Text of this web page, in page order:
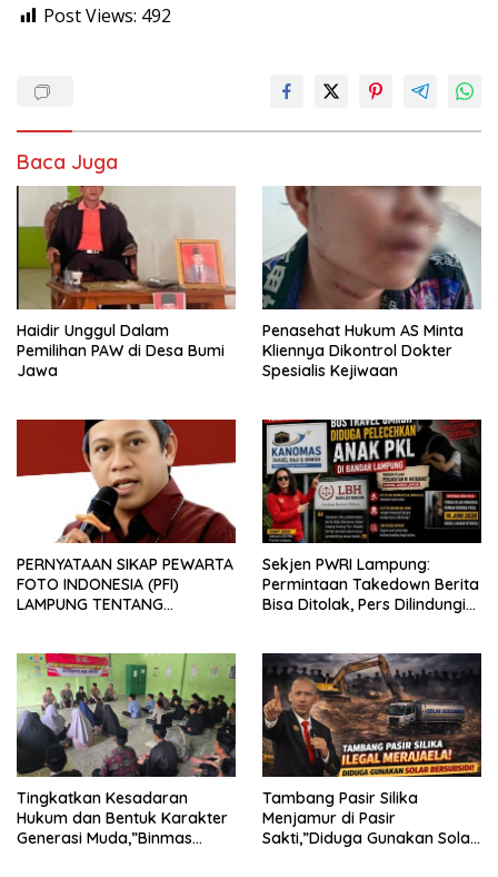
Post Views: 492
Baca Juga
Haidir Unggul Dalam
Pemilihan PAW di Desa Bumi
Jawa
Penasehat Hukum AS Minta
Kliennya Dikontrol Dokter
Spesialis Kejiwaan
PERNYATAAN SIKAP PEWARTA
FOTO INDONESIA (PFI)
LAMPUNG TENTANG
TERHADAP JURNALIS DI
PENGADILAN NEGERI
TANJUNG KARANG.
Sekjen PWRI Lampung:
Permintaan Takedown Berita
Bisa Ditolak, Pers Dilindungi
Tingkatkan Kesadaran
Hukum dan Bentuk Karakter
Generasi Muda,”Binmas
Tambang Pasir Silika
Menjamur di Pasir
Sakti,”Diduga Gunakan Solar